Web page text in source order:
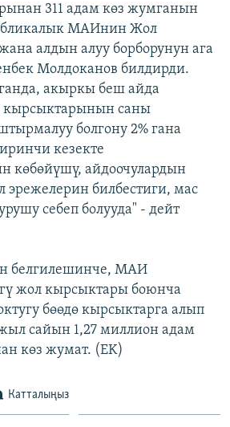
сайттары
311 адам көз жумганын
МАИнин Жол
алдын алуу борборунун ага
Молдоканов билдирди.
акыркы беш айда
кырсыктарынын саны
болгону 2% гана
кезекте
көбөйүшү, айдоочулардын
эрежелерин билбестиги, мас
себеп болууда" - дейт
белгилешинче, МАИ
жол кырсыктары боюнча
бөөдө кырсыктарга алып
сайын 1,27 миллион адам
көз жумат. (EK)
Катталыңыз